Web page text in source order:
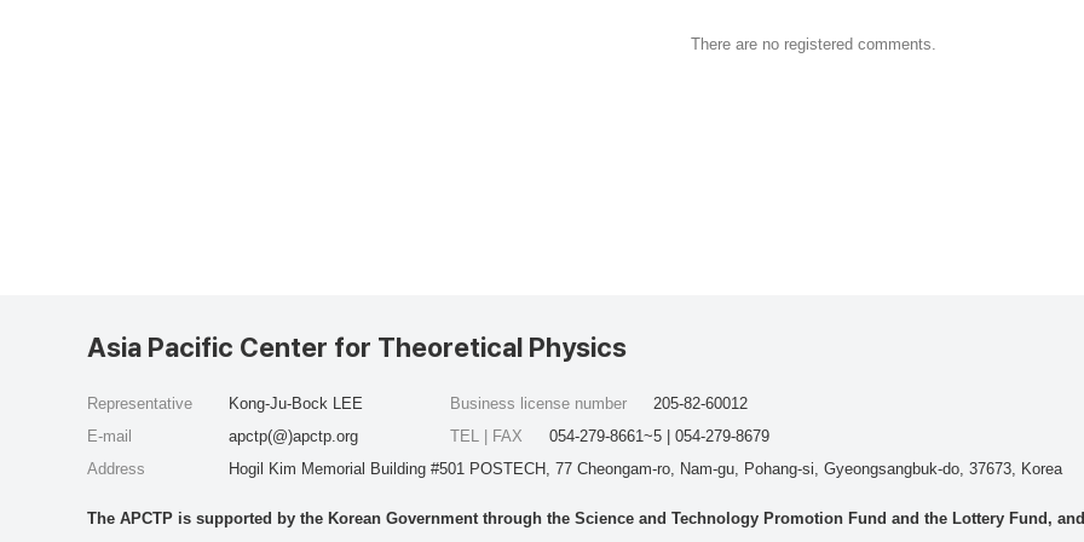
There are no registered comments.
Asia Pacific Center for Theoretical Physics
Representative
Kong-Ju-Bock LEE
E-mail
apctp(@)apctp.org
Address
Hogil Kim Memorial Building #501 POSTECH, 77 Cheongam-ro, Nam-gu, Pohang-si, Gyeongsangbuk-do, 37673, Korea
Business license number
205-82-60012
TEL | FAX
054-279-8661~5 | 054-279-8679
The APCTP is supported by the Korean Government through the Science and Technology Promotion Fund and the Lottery Fund,